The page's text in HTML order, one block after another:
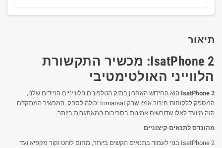
תיאור
IsatPhone 2: מכשיר התקשורת
הלווייני האולטימטיבי
IsatPhone 2 הוא החידוש האחרון בתיק הטלפונים הלווייניים הניידים שלנו,
המספק ללקוחות חיבור אמין שרק Inmarsat יכולה לספק. המכשיר המתקדם
הזה מיועד לאלו שדורשים אמינות בסביבות המאתגרות ביותר.
מהונדס לתנאים קיצוניים
IsatPhone 2 בנוי לעמוד בתנאים הקשים ביותר, מחום לוהט וקור מקפיא ועד